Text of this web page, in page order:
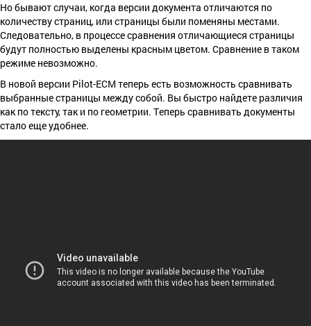
Но бывают случаи, когда версии документа отличаются по
количеству страниц, или страницы были поменяны местами.
Следовательно, в процессе сравнения отличающиеся страницы
будут полностью выделены красным цветом. Сравнение в таком
режиме невозможно.
В новой версии Pilot-ECM теперь есть возможность сравнивать
выбранные страницы между собой. Вы быстро найдете различия
как по тексту, так и по геометрии. Теперь сравнивать документы
стало еще удобнее.